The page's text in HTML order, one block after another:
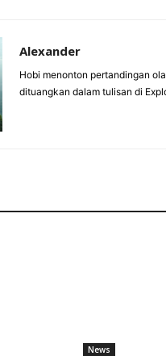
Alexander
Hobi menonton pertandingan
dituangkan dalam tulisan di
News